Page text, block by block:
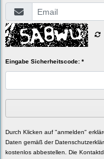
Eingabe Sicherheitscode: *
Durch Klicken auf "anmelden"
Daten gemäß der
kostenlos abbestellen. Die